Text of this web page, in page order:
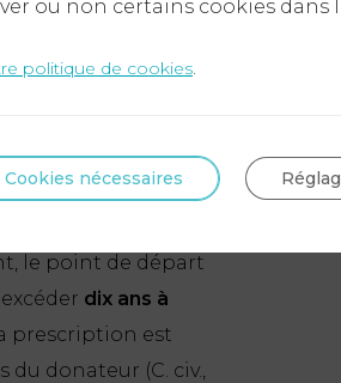
les héritiers
doit être exercée
la succession(C. civ.,
le point de départ
dix ans à
la prescription est
donateur (C. civ.,
ou non certains cookies dans
politique de cookies
Cookies nécessaires